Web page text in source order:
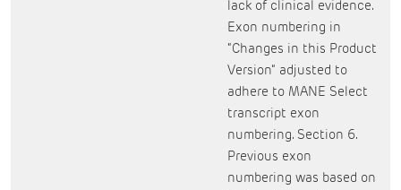
lack of clinical evidence.
Exon numbering in
“Changes in this Product
Version” adjusted to
adhere to MANE Select
transcript exon
numbering. Section 6.
Previous exon
numbering was based on